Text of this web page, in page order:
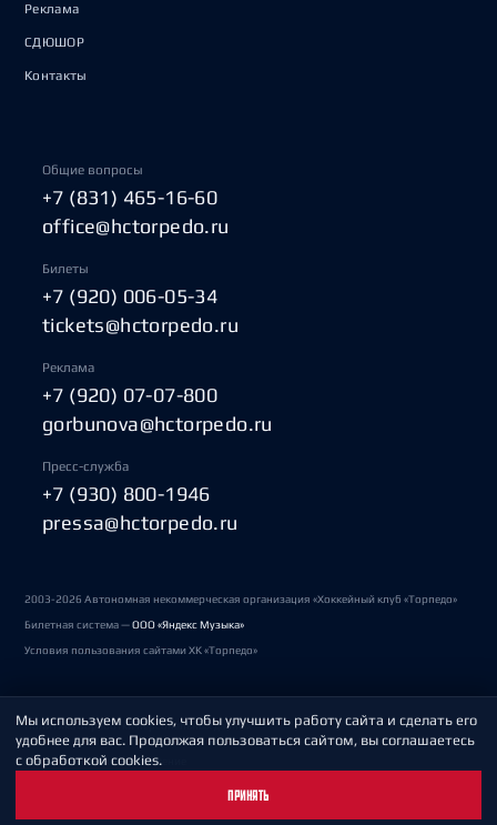
Реклама
СДЮШОР
Контакты
Общие вопросы
+7 (831) 465-16-60
office@hctorpedo.ru
Билеты
+7 (920) 006-05-34
tickets@hctorpedo.ru
Реклама
+7 (920) 07-07-800
gorbunova@hctorpedo.ru
Пресс-служба
+7 (930) 800-1946
pressa@hctorpedo.ru
2003-2026 Автономная некоммерческая организация «Хоккейный клуб «Торпедо»
Билетная система —ООО «Яндекс Музыка»
Условия пользования сайтами ХК «Торпедо»
Политика обработки персональных данных
Пользовательское соглашение
Мы используем cookies, чтобы улучшить работу сайта и сделать его
удобнее для вас. Продолжая пользоваться сайтом, вы соглашаетесь
с обработкой cookies.
ПРИНЯТЬ